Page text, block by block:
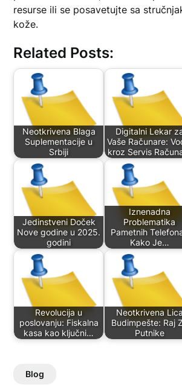
resurse ili se posavetujte sa
kože.
Related Posts:
Neotkrivena Blaga
Suplementacije u
Srbiji
Digitalni Lekar
Vaše Računare:
kroz Servis
Jedinstveni Doček
Nove godine u 2025.
godini
Iznenadna
Problematika
Pametnih
Kako Je…
Revolucija u
poslovanju: Fiskalna
kasa kao ključni…
Neotkrivena Lica
Budimpešte: Raj
Putnike
Blog